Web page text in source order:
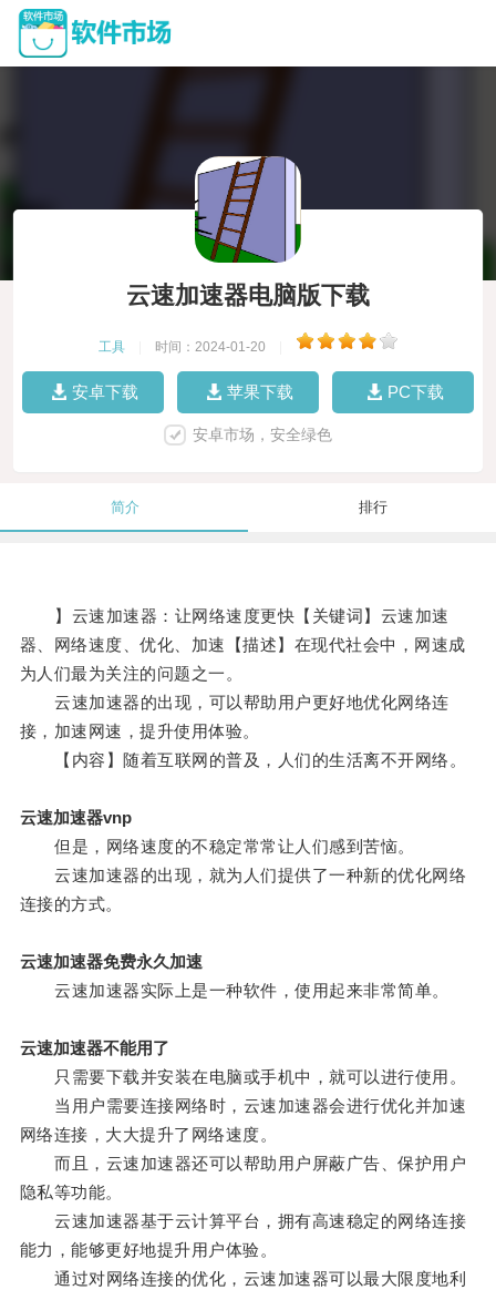
云速加速器电脑版下载
工具 时间：2024-01-20
安卓下载 苹果下载 PC下载
安卓市场，安全绿色
简介 排行
】云速加速器：让网络速度更快【关键词】云速加速
器、网络速度、优化、加速【描述】在现代社会中，网速成
为人们最为关注的问题之一。
云速加速器的出现，可以帮助用户更好地优化网络连
接，加速网速，提升使用体验。
【内容】随着互联网的普及，人们的生活离不开网络。
云速加速器vnp
但是，网络速度的不稳定常常让人们感到苦恼。
云速加速器的出现，就为人们提供了一种新的优化网络
连接的方式。
云速加速器免费永久加速
云速加速器实际上是一种软件，使用起来非常简单。
云速加速器不能用了
只需要下载并安装在电脑或手机中，就可以进行使用。
当用户需要连接网络时，云速加速器会进行优化并加速
网络连接，大大提升了网络速度。
而且，云速加速器还可以帮助用户屏蔽广告、保护用户
隐私等功能。
云速加速器基于云计算平台，拥有高速稳定的网络连接
能力，能够更好地提升用户体验。
通过对网络连接的优化，云速加速器可以最大限度地利